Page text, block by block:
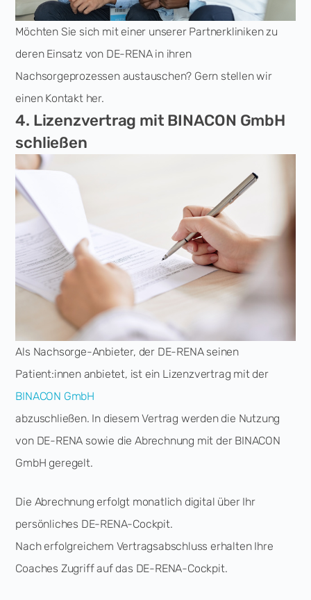
Möchten Sie sich mit einer unserer Partnerkliniken zu
deren Einsatz von DE-RENA in ihren
Nachsorgeprozessen austauschen? Gern stellen wir
einen Kontakt her.
4. Lizenzvertrag mit BINACON GmbH
schließen
Als Nachsorge-Anbieter, der DE-RENA seinen
Patient:innen anbietet, ist ein Lizenzvertrag mit der
BINACON GmbH
abzuschließen. In diesem Vertrag werden die Nutzung
von DE-RENA sowie die Abrechnung mit der BINACON
GmbH geregelt.
Die Abrechnung erfolgt monatlich digital über Ihr
persönliches DE-RENA-Cockpit.
Nach erfolgreichem Vertragsabschluss erhalten Ihre
Coaches Zugriff auf das DE-RENA-Cockpit.